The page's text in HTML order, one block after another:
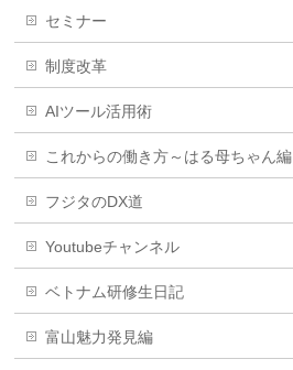
セミナー
制度改革
AIツール活用術
これからの働き方～はる母ちゃん編
フジタのDX道
Youtubeチャンネル
ベトナム研修生日記
富山魅力発見編